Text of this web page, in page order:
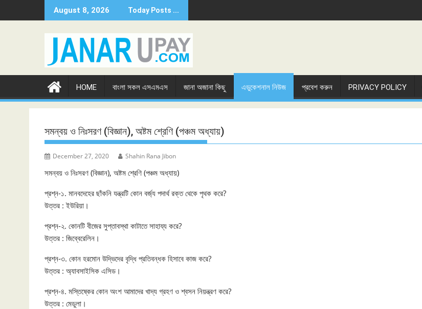
to
August 8, 2026 Today Posts ...
HOME বাংলা সকল এসএমএস জানা অজানা কিছু এডুকেশনাল নিউজ প্রবেশ করুন PRIVACY POLICY
সমন্বয় ও নিঃসরণ (বিজ্ঞান), অষ্টম শ্রেণি (পঞ্চম অধ্যায়)
December 27, 2020 Shahin Rana Jibon
সমন্বয় ও নিঃসরণ (বিজ্ঞান), অষ্টম শ্রেণি (পঞ্চম অধ্যায়)
প্রশ্ন-১. মানবদেহের ছাঁকনি যন্ত্রটি কোন বর্জ্য পদার্থ রক্ত থেকে পৃথক করে?
উত্তর : ইউরিয়া।
প্রশ্ন-২. কোনটি বীজের সুপ্তাবস্থা কাটাতে সাহায্য করে?
উত্তর : জিব্বেরেলিন।
প্রশ্ন-৩. কোন হরমোন উদ্ভিদের বৃদ্ধি প্রতিবন্ধক হিসাবে কাজ করে?
উত্তর : অ্যাবসাইসিক এসিড।
প্রশ্ন-৪. মস্তিষ্কের কোন অংশ আমাদের খাদ্য গ্রহণ ও শ্বসন নিয়ন্ত্রণ করে?
উত্তর : মেডুলা।